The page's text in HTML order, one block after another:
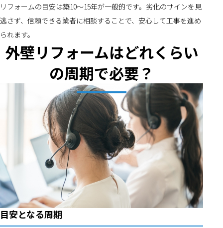
リフォームの目安は築10～15年が一般的です。劣化のサインを見
逃さず、信頼できる業者に相談することで、安心して工事を進め
られます。
外壁リフォームはどれくらい
の周期で必要？
目安となる周期